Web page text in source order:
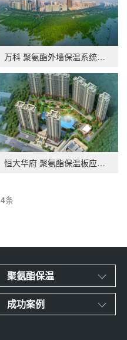
万科 聚氨酯外墙保温系统应用
恒大华府 聚氨酯保温板应用项目
4条
聚氨酯保温
成功案例